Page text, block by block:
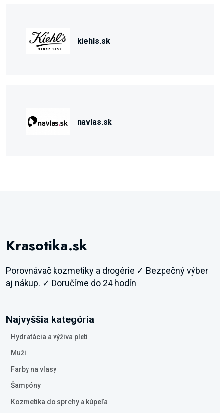
kiehls.sk
navlas.sk
Krasotika.sk
Porovnávač kozmetiky a drogérie ✓ Bezpečný výber
aj nákup. ✓ Doručíme do 24 hodín
Najvyššia kategória
Hydratácia a výživa pleti
Muži
Farby na vlasy
Šampóny
Kozmetika do sprchy a kúpeľa